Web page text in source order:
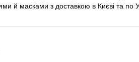
й масками з доставкою в Києві та по